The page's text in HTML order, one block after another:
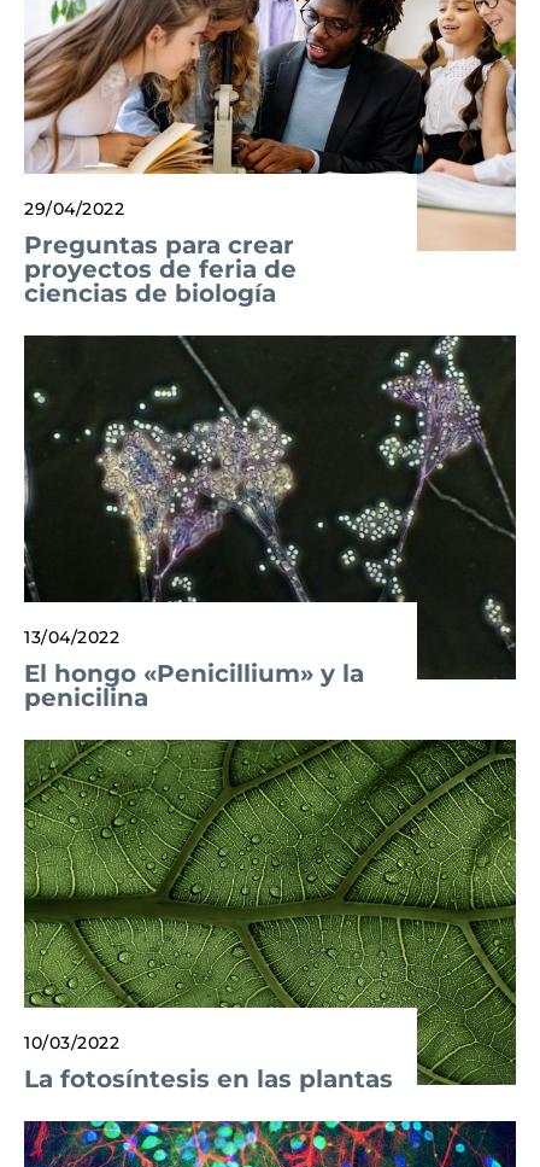
29/04/2022
Preguntas para crear
proyectos de feria de
ciencias de biología
13/04/2022
El hongo «Penicillium» y la
penicilina
10/03/2022
La fotosíntesis en las plantas